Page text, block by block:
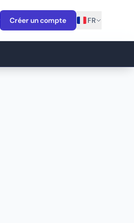
Créer un compte FR